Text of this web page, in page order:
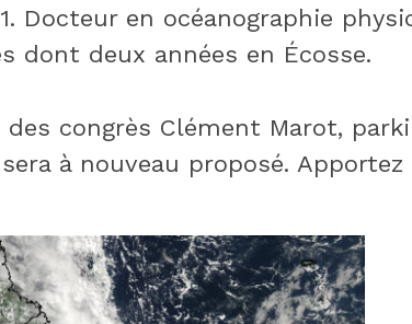
Docteur en océanographie
dont deux années en Écosse.
congrès Clément Marot,
à nouveau proposé. Apportez